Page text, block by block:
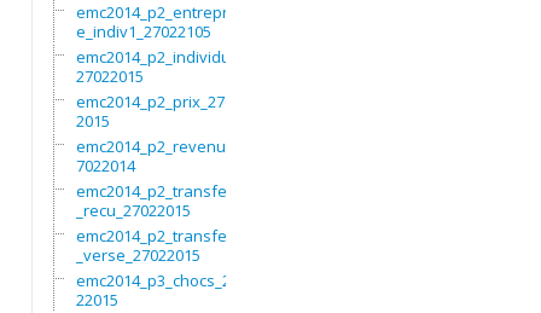
emc2014_p2_entrepris
e_indiv1_27022105
emc2014_p2_individu_
27022015
emc2014_p2_prix_2702
2015
emc2014_p2_revenus_2
7022014
emc2014_p2_transfert
_recu_27022015
emc2014_p2_transfert
_verse_27022015
emc2014_p3_chocs_270
22015